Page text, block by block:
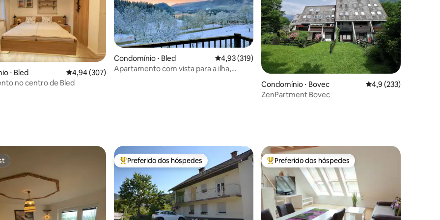
de 5, 179 avaliações
⋅ Bled 4,94 de uma avaliação média de 5, 307 avaliações
4,94 (307)
no centro de Bled
Condomínio ⋅ Bled 4,93 de uma avaliação média de 5, 319 avaliações
4,93 (319)
Apartamento com vista para a ilha,
Condomínio ⋅ Bovec 4,9 de uma avaliação
4,9 (233)
ZenPartment Bovec
Entre os melhores preferidos dos hóspedes
Preferido dos hóspedes Entre os melhores preferidos dos hóspedes
Preferido dos hóspedes